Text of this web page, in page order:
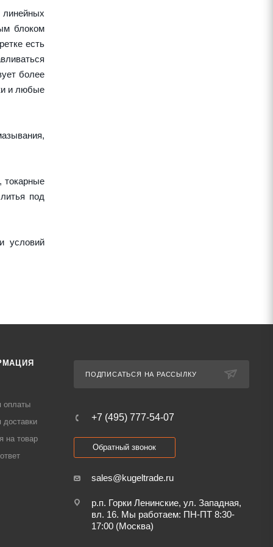
блоком
есть
более
и любые
токарные
под
условий
оплаты
доставки
на товар
ПОДПИСАТЬСЯ НА РАССЫЛКУ
+7 (495) 777-54-07
Обратный звонок
sales@kugeltrade.ru
р.п. Горки Ленинские, ул. Западная,
вл. 16. Мы работаем: ПН-ПТ 8:30-
17:00 (Москва)